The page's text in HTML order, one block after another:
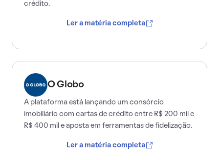
crédito.
Ler a matéria completa
O Globo
A plataforma está lançando um consórcio
imobiliário com cartas de crédito entre R$ 200 mil e
R$ 400 mil e aposta em ferramentas de fidelização.
Ler a matéria completa